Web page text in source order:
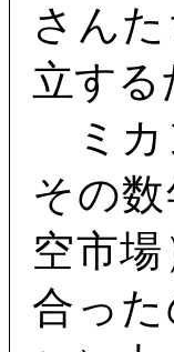
さん
立す
ミカ
その
空市
合っ